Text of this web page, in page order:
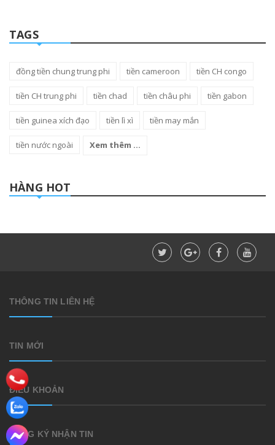
TAGS
đồng tiền chung trung phi tiền cameroon tiền CH congo
tiền CH trung phi tiền chad tiền châu phi tiền gabon
tiền guinea xích đạo tiền lì xì tiền may mắn
tiền nước ngoài Xem thêm ...
HÀNG HOT
THÔNG TIN LIÊN HỆ
TIN MỚI
ĐIỀU KHOẢN
ĐĂNG KÝ NHẬN TIN